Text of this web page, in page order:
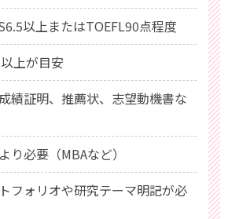
以上またはTOEFL90点程度
上が目安
績証明、推薦状、志望動機書な
り必要（MBAなど）
フォリオや研究テーマ明記が必